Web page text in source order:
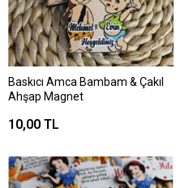
Baskıcı Amca Bambam & Çakıl
Ahşap Magnet
10,00 TL